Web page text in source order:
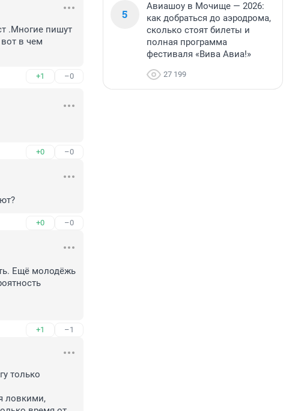
.Многие пишут
в чем
+1 –0
+0 –0
+0 –0
Ещё молодёжь
+1 –1
только
ловкими,
5
Авиашоу в Мочище — 2026:
как добраться до аэродрома,
сколько стоят билеты и
полная программа
фестиваля «Вива Авиа!»
27 199